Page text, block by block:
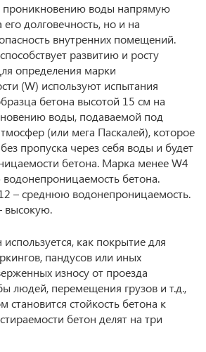
проникновению воды напрямую
его долговечность, но и на
внутренних помещений.
развитию и росту
определения марки
(W) используют испытания
бетона высотой 15 см на
воды, подаваемой под
(или мега Паскалей), которое
пропуска через себя воды и будет
бетона. Марка менее W4
бетона.
– среднюю водонепроницаемость.
высокую.
используется, как покрытие для
пандусов или иных
износу от проезда
людей, перемещения грузов и т.д.,
стойкость бетона к
бетон делят на три